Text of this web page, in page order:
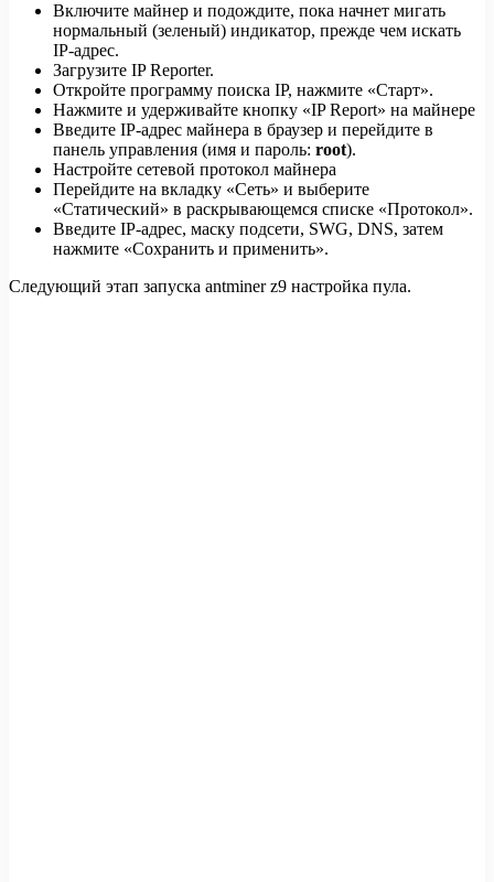
Включите майнер и подождите, пока начнет мигать
нормальный (зеленый) индикатор, прежде чем искать
IP-адрес.
Загрузите IP Reporter.
Откройте программу поиска IP, нажмите «Старт».
Нажмите и удерживайте кнопку «IP Report» на майнере
Введите IP-адрес майнера в браузер и перейдите в
панель управления (имя и пароль: root).
Настройте сетевой протокол майнера
Перейдите на вкладку «Сеть» и выберите
«Статический» в раскрывающемся списке «Протокол».
Введите IP-адрес, маску подсети, SWG, DNS, затем
нажмите «Сохранить и применить».
Следующий этап запуска antminer z9 настройка пула.